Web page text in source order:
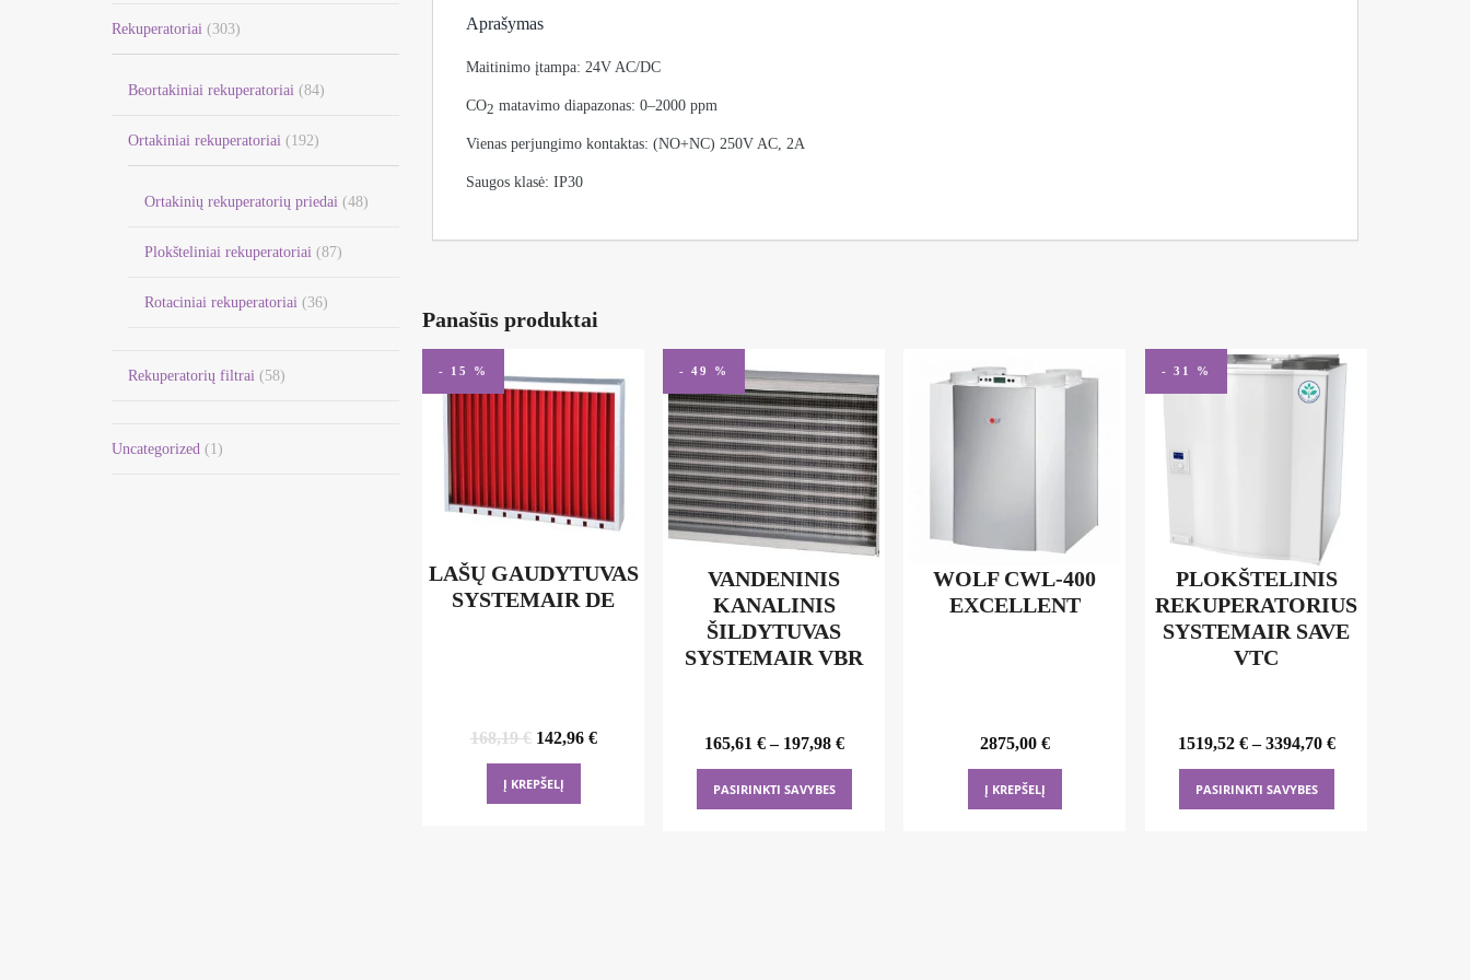
Aprašymas
Maitinimo įtampa: 24V AC/DC
CO2 matavimo diapazonas: 0–2000 ppm
Vienas perjungimo kontaktas: (NO+NC) 250V AC, 2A
Saugos klasė: IP30
Panašūs produktai
- 15 %
LAŠŲ GAUDYTUVAS
SYSTEMAIR DE
168,19€ Original
168,19 €.
142,96 €Current
Į KREPŠELĮ
- 49 %
VANDENINIS
KANALINIS
ŠILDYTUVAS
SYSTEMAIR VBR
165,61 €– 197,98 €
PASIRINKTI SAVYBES
product
WOLF CWL-400
EXCELLENT
2875,00 €
Į KREPŠELĮ
- 31 %
PLOKŠTELINIS
REKUPERATORIUS
SYSTEMAIR SAVE
VTC
1519,52 €–3394,70 €
PASIRINKTI SAVYBES
product
Rekuperatoriai (303)
Beortakiniai rekuperatoriai (84)
Ortakiniai rekuperatoriai (192)
Ortakinių rekuperatorių priedai (48)
Plokšteliniai rekuperatoriai (87)
Rotaciniai rekuperatoriai (36)
Rekuperatorių filtrai (58)
Uncategorized (1)